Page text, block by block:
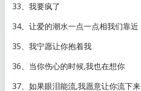
33、我要疯了
34、让爱的潮水一点一点相我们靠近
35、我宁愿让你抱着我
36、当你伤心的时候,我也在想你
37、如果眼泪能流,我愿意让你流下来